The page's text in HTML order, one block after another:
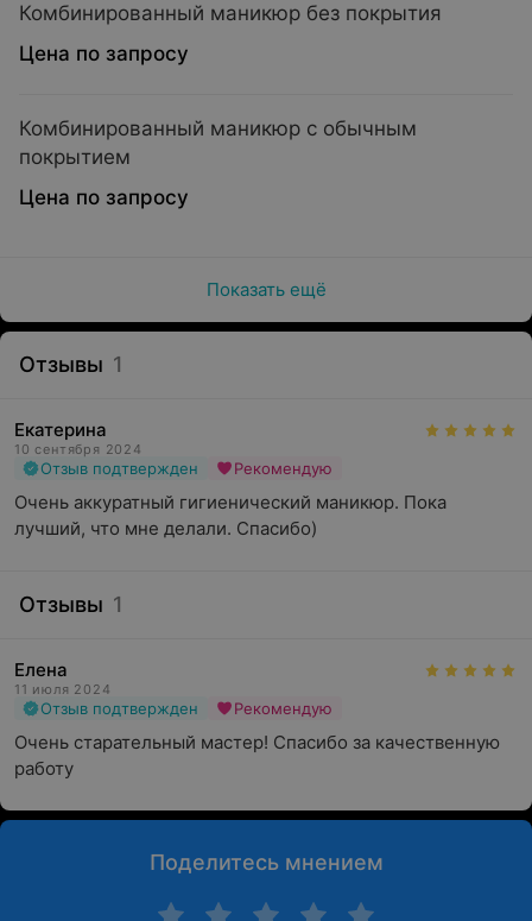
Комбинированный маникюр без покрытия
Цена по запросу
Комбинированный маникюр с обычным
покрытием
Цена по запросу
Показать ещё
Отзывы 1
Екатерина
10 сентября 2024
Отзыв подтвержден Рекомендую
Очень аккуратный гигиенический маникюр. Пока
лучший, что мне делали. Спасибо)
Отзывы 1
Елена
11 июля 2024
Отзыв подтвержден Рекомендую
Очень старательный мастер! Спасибо за качественную
работу
Поделитесь мнением